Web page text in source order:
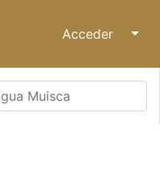
Acceder ↓